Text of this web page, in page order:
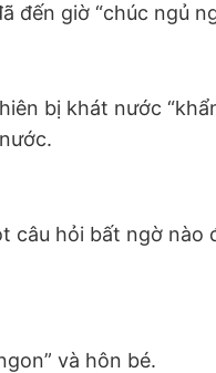
đến giờ “chúc ngủ
bị khát nước
câu hỏi bất ngờ nào
và hôn bé.